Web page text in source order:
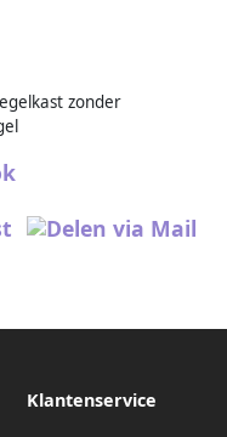
zonder
Klantenservice